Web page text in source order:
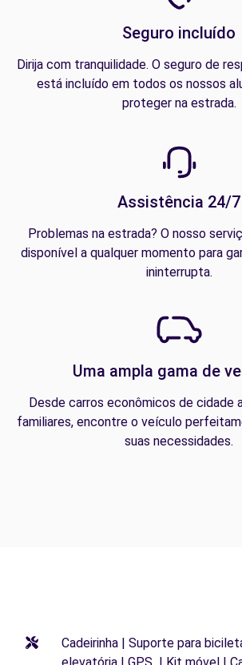
Seguro incluído
Dirija com tranquilidade. O seguro de
está incluído em todos os nossos
proteger na estrada.
Assistência 24/7
Problemas na estrada? O nosso
disponível a qualquer momento para
ininterrupta.
Uma ampla gama de
Desde carros econômicos de cidade
familiares, encontre o veículo
suas necessidades.
Cadeirinha | Suporte para